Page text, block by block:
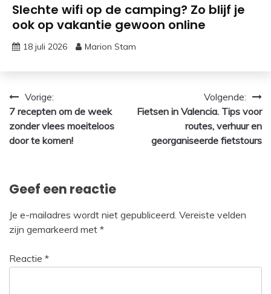
Slechte wifi op de camping? Zo blijf je
ook op vakantie gewoon online
18 juli 2026 Marion Stam
Bericht
navigatie
Vorige:
7 recepten om de week
zonder vlees moeiteloos
door te komen!
Volgende:
Fietsen in Valencia. Tips voor
routes, verhuur en
georganiseerde fietstours
Geef een reactie
Je e-mailadres wordt niet gepubliceerd. Vereiste velden
zijn gemarkeerd met *
Reactie *